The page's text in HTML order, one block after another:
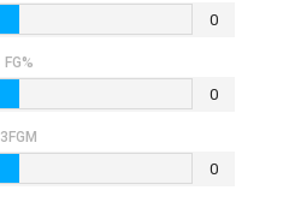
0
FG%
0
3FGM
0